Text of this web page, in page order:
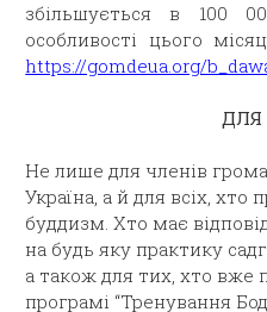
збільшується в 100
особливості цього
https://gomdeua.org/
ДЛЯ
Не лише для членів
Україна, а й для всіх, хто
буддизм. Хто має
на будь яку практику
а також для тих, хто вже
програмі “Тренування